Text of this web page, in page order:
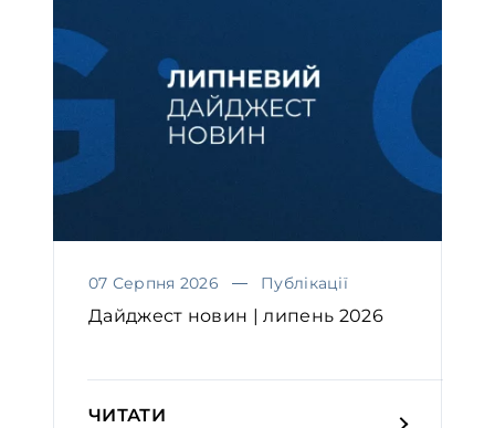
07 Серпня 2026 Публікації
Дайджест новин | липень 2026
ЧИТАТИ